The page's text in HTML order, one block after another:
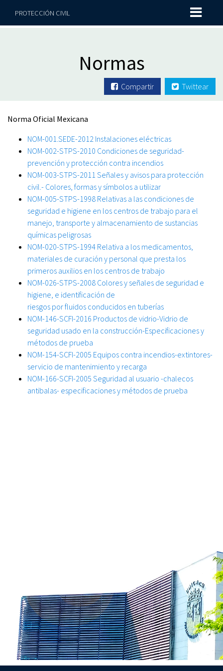
PROTECCIÓN CIVIL
Normas
Compartir Twittear
Norma Oficial Mexicana
NOM-001.SEDE-2012 Instalaciones eléctricas
NOM-002-STPS-2010 Condiciones de seguridad-
prevención y protección contra incendios
NOM-003-STPS-2011 Señales y avisos para protección
civil.- Colores, formas y símbolos a utilizar
NOM-005-STPS-1998 Relativas a las condiciones de
seguridad e higiene en los centros de trabajo para el
manejo, transporte y almacenamiento de sustancias
químicas peligrosas
NOM-020-STPS-1994 Relativa a los medicamentos,
materiales de curación y personal que presta los
primeros auxilios en los centros de trabajo
NOM-026-STPS-2008 Colores y señales de seguridad e
higiene, e identificación de
riesgos por fluidos conducidos en tuberías
NOM-146-SCFI-2016 Productos de vidrio-Vidrio de
seguridad usado en la construcción-Especificaciones y
métodos de prueba
NOM-154-SCFI-2005 Equipos contra incendios-extintores-
servicio de mantenimiento y recarga
NOM-166-SCFI-2005 Seguridad al usuario -chalecos
antibalas- especificaciones y métodos de prueba